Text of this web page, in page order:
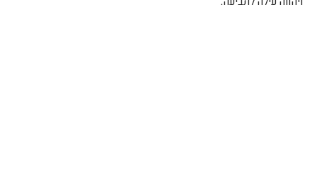
ויהווה עילה לתביעה.